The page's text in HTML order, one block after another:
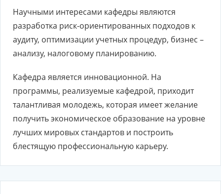
Научными интересами кафедры являются
разработка риск-ориентированных подходов к
аудиту, оптимизации учетных процедур, бизнес –
анализу, налоговому планированию.
Кафедра является инновационной. На
программы, реализуемые кафедрой, приходит
талантливая молодежь, которая имеет желание
получить экономическое образование на уровне
лучших мировых стандартов и построить
блестящую профессиональную карьеру.